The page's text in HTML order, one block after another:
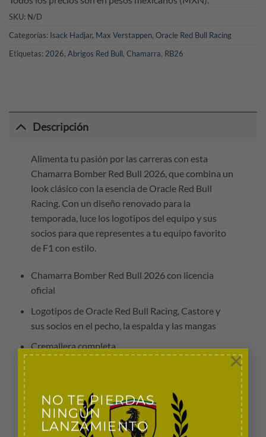
NO TE PIERDAS
NINGÚN
LANZAMIENTO
×
SKU: N/D
Categorías: Isack Hadjar, Max Verstappen, Oracle Red Bull Racing
Etiquetas: 2026, Abrigos Red Bull, Chamarra, RB26
Descripción
Alimenta tu pasión por las carreras con esta
Chamarra Bomber Red Bull 2026, que combina un
look clásico con la esencia de Oracle Red Bull
Racing. Con un diseño renovado para la
temporada, luce los logotipos del equipo y sus
socios para que representes a tu equipo favorito
de F1 con estilo.
Chamarra Bomber Red Bull 2026 con licencia
oficial
Logotipos de Oracle Red Bull Racing, Castore y
sus socios en el pecho, la espalda y las mangas
Cremallera completa
Material: 93 % poliéster, 7 % elastano